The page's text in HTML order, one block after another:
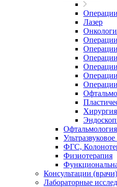
Операции
Лазер
Хирургия
ФГС,
Физиотерапия
Консультации (врачи)
Лабораторные